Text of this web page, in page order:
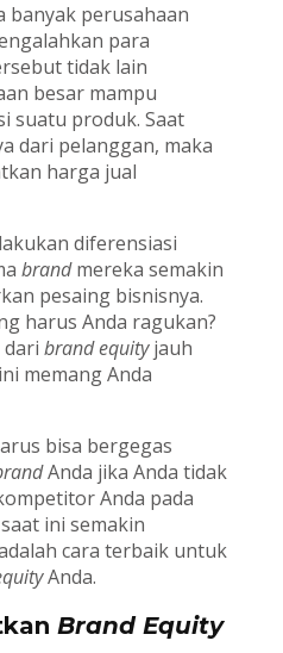
banyak perusahaan
para
tidak lain
besar mampu
suatu produk. Saat
dari pelanggan, maka
harga jual
diferensiasi
brandmereka semakin
pesaing bisnisnya.
harus Anda ragukan?
brand equityjauh
memang Anda
bisa bergegas
Anda jika Anda tidak
Anda pada
ini semakin
cara terbaik untuk
Anda.
Brand Equity